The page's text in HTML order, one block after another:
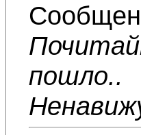
пошло..